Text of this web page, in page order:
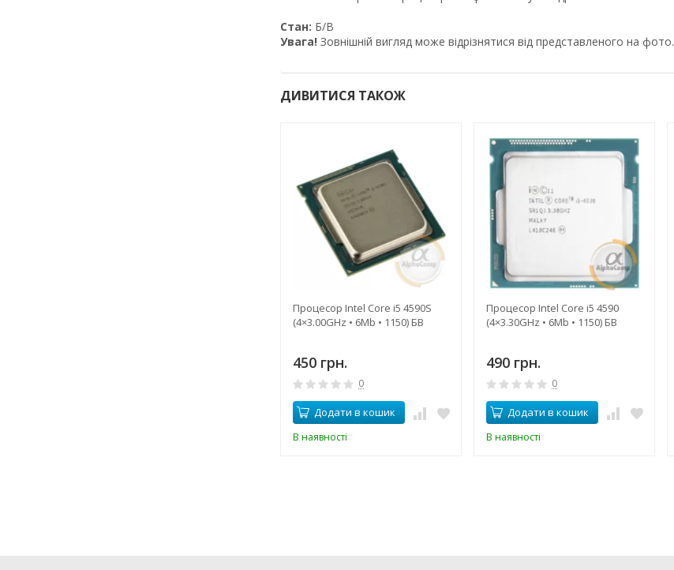
Стан: Б/В
Увага! Зовнішній вигляд може відрізнятися від представленого на фото.
ДИВИТИСЯ ТАКОЖ
Процесор Intel Core i5 4590S
(4×3.00GHz • 6Mb • 1150) БВ
450 грн.
0
Додати в кошик
В наявності
Процесор Intel Core i5 4590
(4×3.30GHz • 6Mb • 1150) БВ
490 грн.
0
Додати в кошик
В наявності